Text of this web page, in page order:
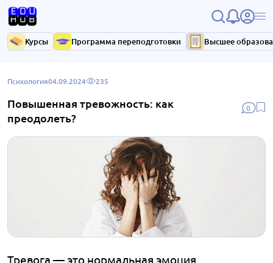
Курсы Программа переподготовки Высшее
0
Психология04.09.2024 235
Повышенная тревожность: как
преодолеть?
Тревога — это нормальная эмоция,